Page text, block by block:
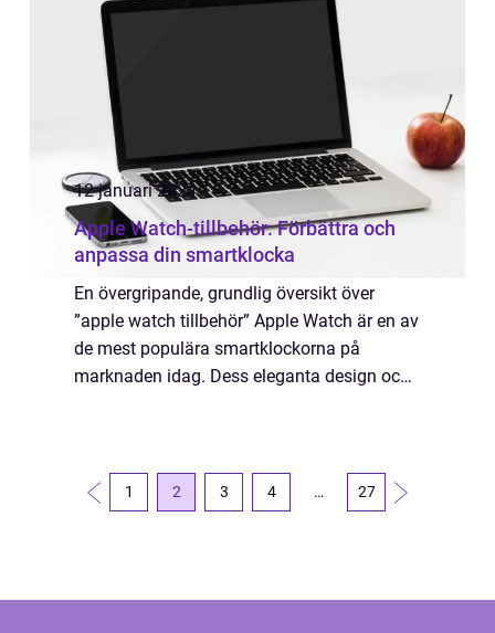
12 januari 2024
Apple Watch-tillbehör: Förbättra och
anpassa din smartklocka
En övergripande, grundlig översikt över
”apple watch tillbehör” Apple Watch är en av
de mest populära smartklockorna på
marknaden idag. Dess eleganta design och
1 2 3 4 … 27